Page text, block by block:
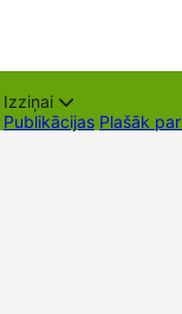
Izziņai
Publikācijas Plašāk